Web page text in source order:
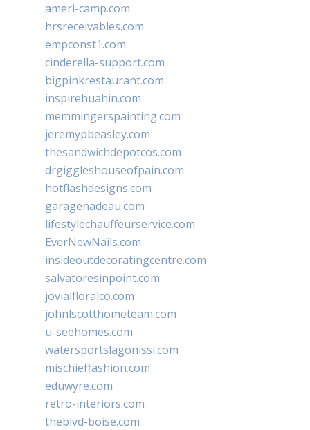
ameri-camp.com
hrsreceivables.com
empconst1.com
cinderella-support.com
bigpinkrestaurant.com
inspirehuahin.com
memmingerspainting.com
jeremypbeasley.com
thesandwichdepotcos.com
drgiggleshouseofpain.com
hotflashdesigns.com
garagenadeau.com
lifestylechauffeurservice.com
EverNewNails.com
insideoutdecoratingcentre.com
salvatoresinpoint.com
jovialfloralco.com
johnlscotthometeam.com
u-seehomes.com
watersportslagonissi.com
mischieffashion.com
eduwyre.com
retro-interiors.com
theblvd-boise.com